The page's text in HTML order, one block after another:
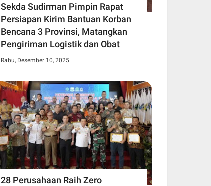
Sekda Sudirman Pimpin Rapat
Persiapan Kirim Bantuan Korban
Bencana 3 Provinsi, Matangkan
Pengiriman Logistik dan Obat
Rabu, Desember 10, 2025
28 Perusahaan Raih Zero